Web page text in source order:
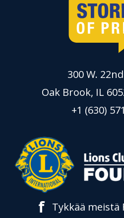
300 W.
Oak Brook, IL
+1 (630)
f Tykkää meistä